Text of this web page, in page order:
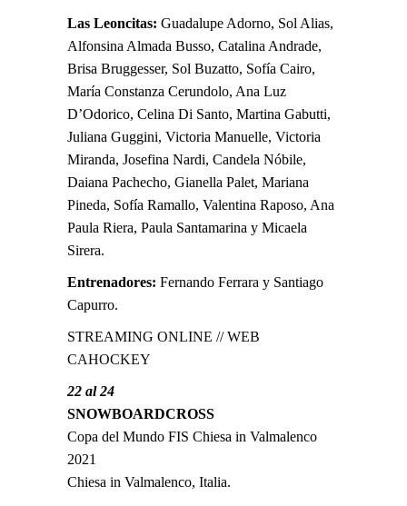
Las Leoncitas: Guadalupe Adorno, Sol Alias,
Alfonsina Almada Busso, Catalina Andrade,
Brisa Bruggesser, Sol Buzatto, Sofía Cairo,
María Constanza Cerundolo, Ana Luz
D’Odorico, Celina Di Santo, Martina Gabutti,
Juliana Guggini, Victoria Manuelle, Victoria
Miranda, Josefina Nardi, Candela Nóbile,
Daiana Pachecho, Gianella Palet, Mariana
Pineda, Sofía Ramallo, Valentina Raposo, Ana
Paula Riera, Paula Santamarina y Micaela
Sirera.
Entrenadores: Fernando Ferrara y Santiago
Capurro.
STREAMING ONLINE //WEB
CAHOCKEY
22 al 24
SNOWBOARDCROSS
Copa del Mundo FIS Chiesa in Valmalenco
2021
Chiesa in Valmalenco, Italia.